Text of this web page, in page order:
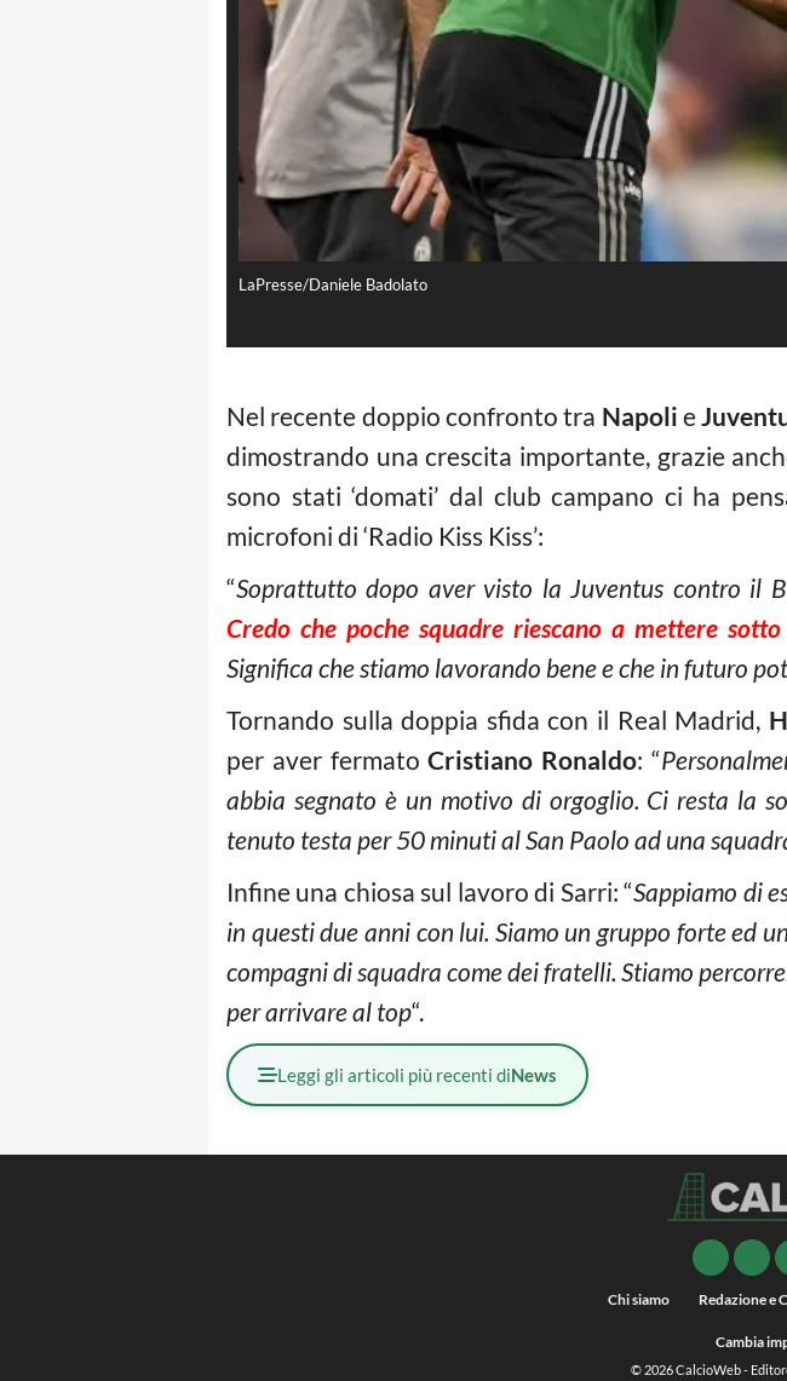
LaPresse/Daniele Badolato
Nel recente doppio confronto tra Napoli e
dimostrando una crescita importante, grazie
sono stati ‘domati’ dal club campano ci ha
microfoni di ‘Radio Kiss Kiss’:
“Soprattutto dopo aver visto la Juventus contro il
Credo che poche squadre riescano a mettere
Significa che stiamo lavorando bene e che in futuro
Tornando sulla doppia sfida con il Real Madrid,
per aver fermatoCristiano Ronaldo: “
abbia segnato è un motivo di orgoglio. Ci resta la
tenuto testa per 50 minuti al San Paolo ad una
Infine una chiosa sul lavoro di Sarri: “Sappiamo di
in questi due anni con lui. Siamo un gruppo forte ed
compagni di squadra come dei fratelli. Stiamo
per arrivare al top“.
Leggi gli articoli più recenti diNews
Chi siamo Redazione e
Cambia
© 2026CalcioWeb-